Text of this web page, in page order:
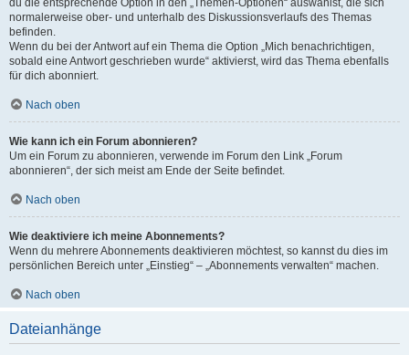
du die entsprechende Option in den „Themen-Optionen“ auswählst, die sich
normalerweise ober- und unterhalb des Diskussionsverlaufs des Themas
befinden.
Wenn du bei der Antwort auf ein Thema die Option „Mich benachrichtigen,
sobald eine Antwort geschrieben wurde“ aktivierst, wird das Thema ebenfalls
für dich abonniert.
Nach oben
Wie kann ich ein Forum abonnieren?
Um ein Forum zu abonnieren, verwende im Forum den Link „Forum
abonnieren“, der sich meist am Ende der Seite befindet.
Nach oben
Wie deaktiviere ich meine Abonnements?
Wenn du mehrere Abonnements deaktivieren möchtest, so kannst du dies im
persönlichen Bereich unter „Einstieg“ – „Abonnements verwalten“ machen.
Nach oben
Dateianhänge